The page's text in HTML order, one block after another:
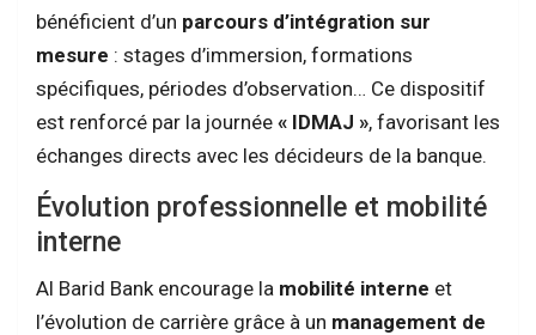
bénéficient d’un parcours d’intégration sur
mesure : stages d’immersion, formations
spécifiques, périodes d’observation… Ce dispositif
est renforcé par la journée « IDMAJ », favorisant les
échanges directs avec les décideurs de la banque.
Évolution professionnelle et mobilité
interne
Al Barid Bank encourage la mobilité interne et
l’évolution de carrière grâce à un management de